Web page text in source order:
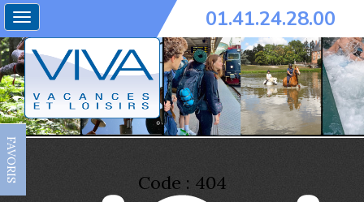
Toggle
navigation
01.41.24.28.00
FAVORIS Code : 404